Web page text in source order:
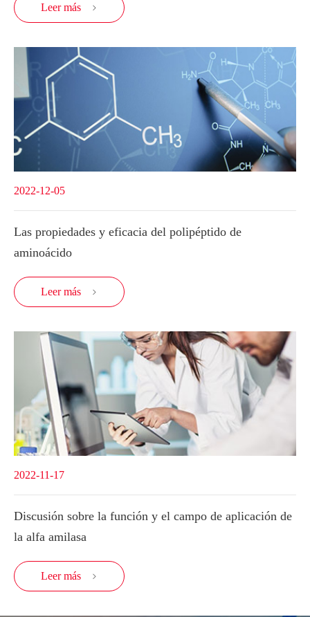
Leer más 
2022-12-05
Las propiedades y eficacia del polipéptido de
aminoácido
Leer más 
2022-11-17
Discusión sobre la función y el campo de aplicación de
la alfa amilasa
Leer más 